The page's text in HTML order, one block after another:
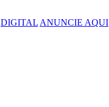
DIGITAL ANUNCIE AQUI